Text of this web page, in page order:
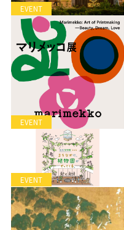
EVENT
EVENT
EVENT